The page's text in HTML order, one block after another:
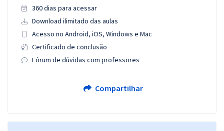
360 dias para acessar
Download ilimitado das aulas
Acesso no Android, iOS, Windows e Mac
Certificado de conclusão
Fórum de dúvidas com professores
Compartilhar